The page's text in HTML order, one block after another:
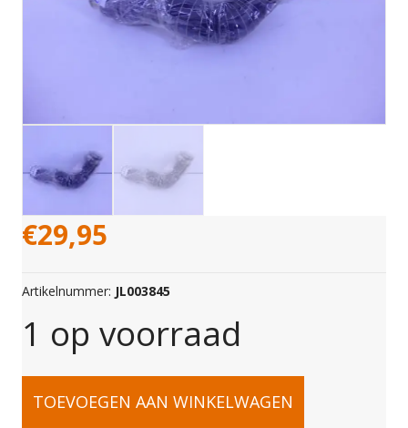
€29,95
Artikelnummer: JL003845
1 op voorraad
CLK-
TOEVOEGEN AAN WINKELWAGEN